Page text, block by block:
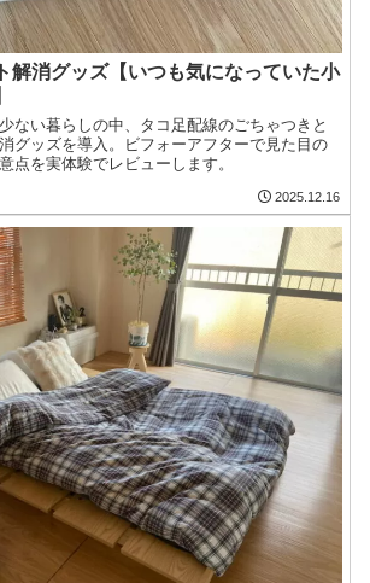
解消グッズ【いつも気になっていた小
ない暮らしの中、タコ足配線のごちゃつきと
グッズを導入。ビフォーアフターで見た目の
点を実体験でレビューします。
2025.12.16